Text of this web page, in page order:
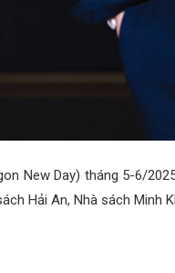
New Day) tháng 5-6/
Hải An, Nhà sách Minh